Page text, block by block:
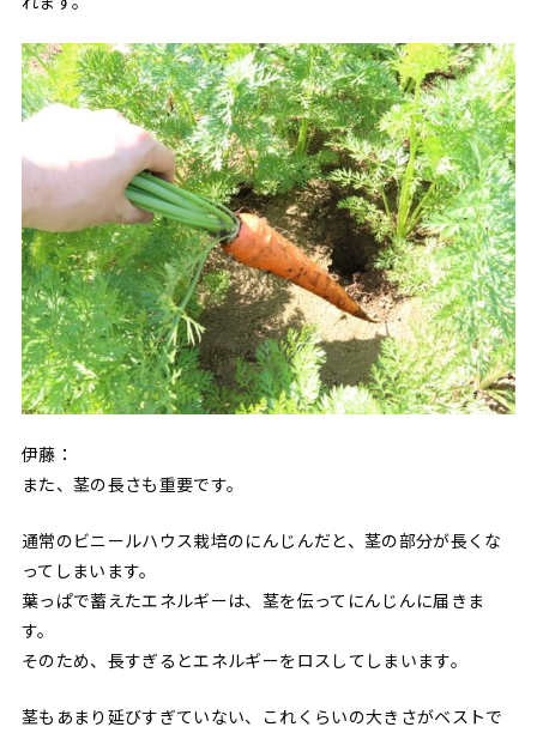
伊藤：
また、茎の長さも重要です。
通常のビニールハウス栽培のにんじんだと、茎の部分が長くな
ってしまいます。
葉っぱで蓄えたエネルギーは、茎を伝ってにんじんに届きま
す。
そのため、長すぎるとエネルギーをロスしてしまいます。
茎もあまり延びすぎていない、これくらいの大きさがベストで